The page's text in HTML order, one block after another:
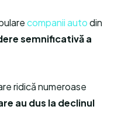
companii autodin
semnificativă a
ridică numeroase
au dus la declinul